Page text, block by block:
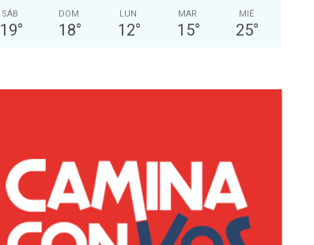
SÁB
19°
DOM
18°
LUN
12°
MAR
15°
MIÉ
25°